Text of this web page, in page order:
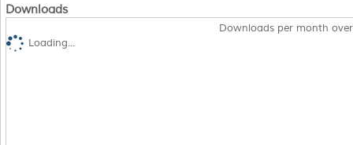
Downloads
Downloads per month
Loading...